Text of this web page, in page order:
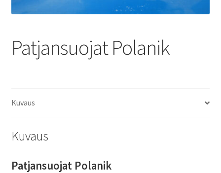
Patjansuojat Polanik
Kuvaus
Kuvaus
Patjansuojat Polanik